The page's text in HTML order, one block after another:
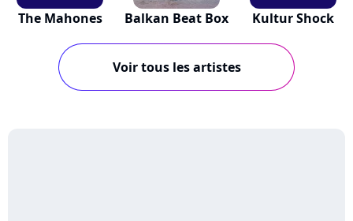
The Mahones Balkan Beat Box Kultur Shock
Voir tous les artistes